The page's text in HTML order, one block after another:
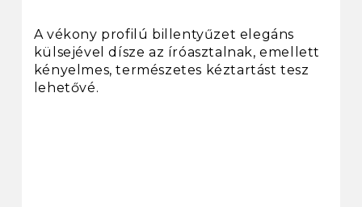
A vékony profilú billentyűzet elegáns
külsejével dísze az íróasztalnak, emellett
kényelmes, természetes kéztartást tesz
lehetővé.